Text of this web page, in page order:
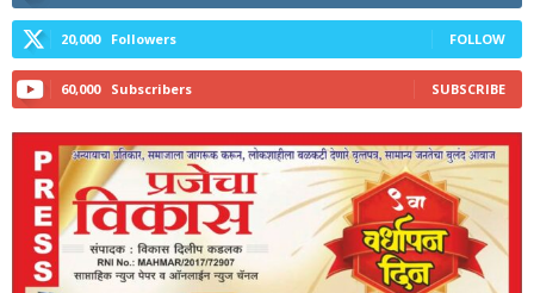
20,000 Followers FOLLOW
60,000 Subscribers SUBSCRIBE